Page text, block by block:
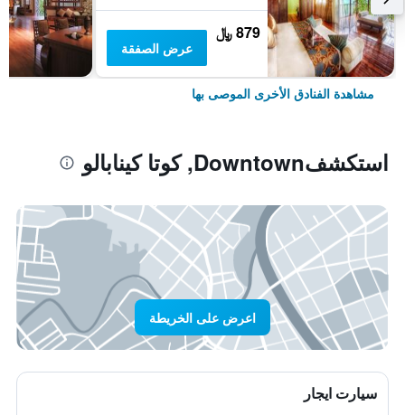
879 ﷼
عرض الصفقة
مشاهدة الفنادق الأخرى الموصى بها
استكشفDowntown, كوتا كينابالو
اعرض على الخريطة
سيارت ايجار